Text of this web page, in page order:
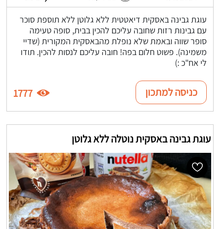
עוגת גבינה באסקית דיאטטית ללא גלוטן ללא תוספת סוכר
עם גבינות רזות שחובה עליכם להכין בבית, סופה טעימה
סופר שווה ובאמת שלא נופלת מהבאסקית המקורית (שדיי
משמינה). פשוט חלום בפה! חובה עליכם לנסות להכין. תודו
לי אח"כ :)
כניסה למתכון 1777
עוגת גבינה באסקית נוטלה ללא גלוטן